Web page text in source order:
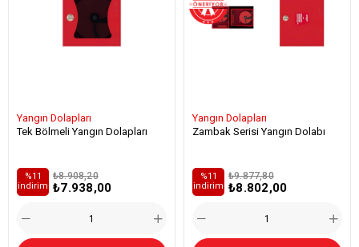
Yangın Dolapları
Tek Bölmeli Yangın Dolapları
₺7.938,00
₺8.908,20
%11
i̇ndirim
Yangın Dolapları
Zambak Serisi Yangın Dolabı
₺8.802,00
₺9.877,80
%11
i̇ndirim